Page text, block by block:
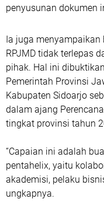
penyusunan dokumen
Ia juga menyampaikan
RPJMD tidak terlepas
pihak. Hal ini
Pemerintah Provinsi
Kabupaten Sidoarjo
dalam ajang
tingkat provinsi tahun
“Capaian ini adalah
pentahelix, yaitu
akademisi, pelaku
ungkapnya.